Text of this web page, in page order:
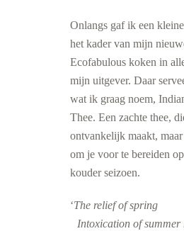
Onlangs gaf ik een
het kader van mijn
Ecofabulous koken in
mijn uitgever. Daar
wat ik graag noem,
Thee. Een zachte thee,
ontvankelijk maakt,
om je voor te bereiden
kouder seizoen.
‘The relief of spring
Intoxication of